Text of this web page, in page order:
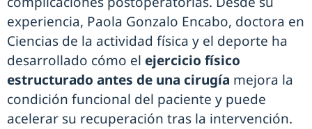
experiencia, Paola Gonzalo Encabo, doctora en
Ciencias de la actividad física y el deporte ha
desarrollado cómo el ejercicio físico
estructurado antes de una cirugía mejora la
condición funcional del paciente y puede
acelerar su recuperación tras la intervención.